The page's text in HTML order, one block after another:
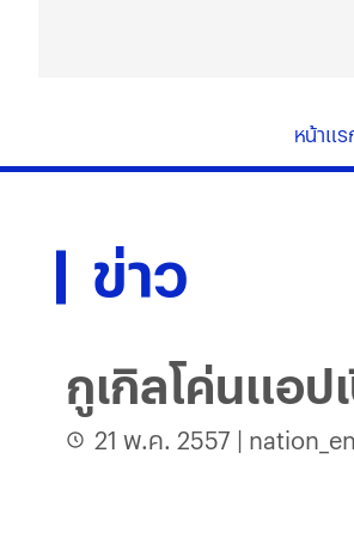
หน้าแร
ข่าว
กูเกิลโค่นแอป
21 พ.ค. 2557 |